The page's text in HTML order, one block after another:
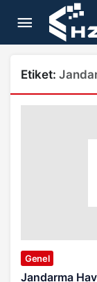
Etiket:
Genel
Jandarma